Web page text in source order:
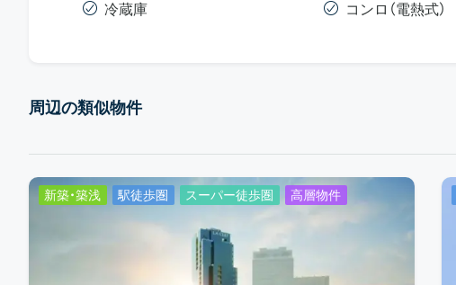
冷蔵庫 コンロ（電熱式）
周辺の類似物件
新築・築浅 駅徒歩圏 スーパー徒歩圏 高層物件